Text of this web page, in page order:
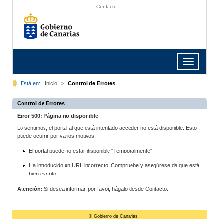
Contacto
Toggle
navigation
Está en: Inicio > Control de Errores
Control de Errores
Error 500: Página no disponible
Lo sentimos, el portal al que está intentado acceder no está disponible. Esto
puede ocurrir por varios motivos:
El portal puede no estar disponible "Temporalmente".
Ha introducido un URL incorrecto. Compruebe y asegúrese de que está
bien escrito.
Atención: Si desea informar, por favor, hágalo desde Contacto.
© Gobierno de Canarias